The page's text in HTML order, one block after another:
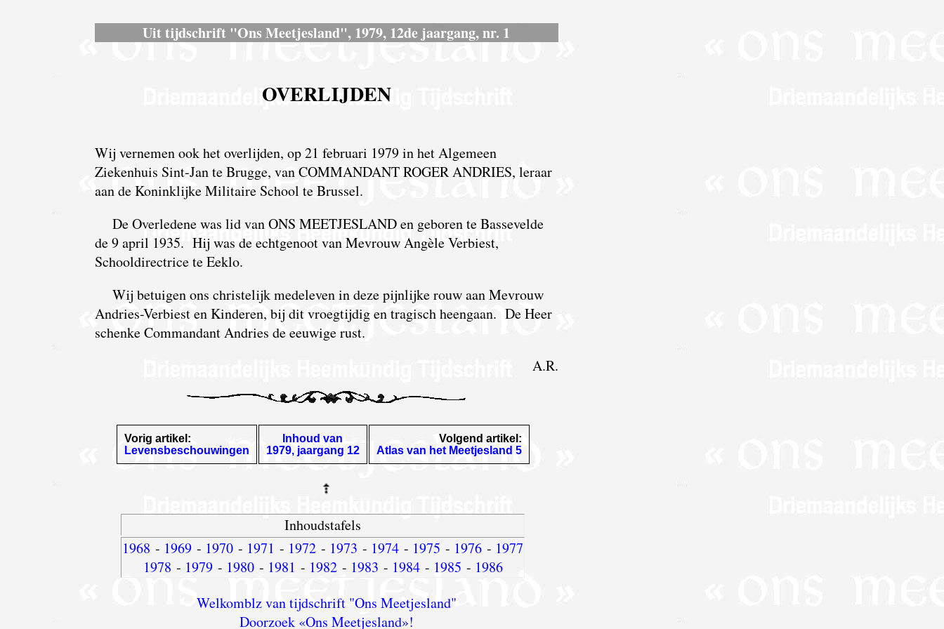
Uit tijdschrift "Ons Meetjesland", 1979, 12de jaargang, nr. 1
OVERLIJDEN
Wij vernemen ook het overlijden, op 21 februari 1979 in het Algemeen
Ziekenhuis Sint-Jan te Brugge, van COMMANDANT ROGER ANDRIES, leraar
aan de Koninklijke Militaire School te Brussel.
De Overledene was lid van ONS MEETJESLAND en geboren te Bassevelde
de 9 april 1935. Hij was de echtgenoot van Mevrouw Angèle Verbiest,
Schooldirectrice te Eeklo.
Wij betuigen ons christelijk medeleven in deze pijnlijke rouw aan Mevrouw
Andries-Verbiest en Kinderen, bij dit vroegtijdig en tragisch heengaan. De Heer
schenke Commandant Andries de eeuwige rust.
A.R.
Vorig artikel:
Levensbeschouwingen
Inhoud van
1979, jaargang 12
Volgend artikel:
Atlas van het Meetjesland 5
Inhoudstafels
1968 - 1969 - 1970 - 1971 - 1972 - 1973 - 1974 - 1975 - 1976 - 1977
1978 - 1979- 1980- 1981 - 1982- 1983 - 1984- 1985 - 1986
Welkomblz van tijdschrift "Ons Meetjesland"
Doorzoek «Ons Meetjesland»!